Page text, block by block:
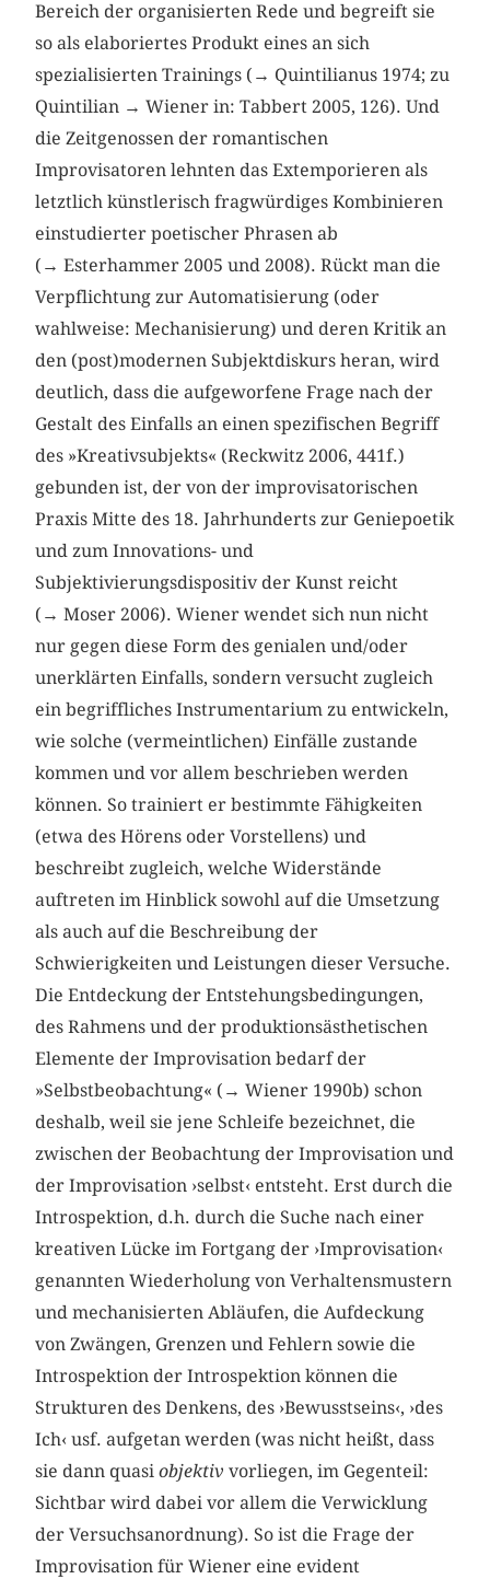
Bereich der organisierten Rede und begreift sie
so als elaboriertes Produkt eines an sich
spezialisierten Trainings (→ Quintilianus 1974; zu
Quintilian → Wiener in: Tabbert 2005, 126). Und
die Zeitgenossen der romantischen
Improvisatoren lehnten das Extemporieren als
letztlich künstlerisch fragwürdiges Kombinieren
einstudierter poetischer Phrasen ab
(→ Esterhammer 2005 und 2008). Rückt man die
Verpflichtung zur Automatisierung (oder
wahlweise: Mechanisierung) und deren Kritik an
den (post)modernen Subjektdiskurs heran, wird
deutlich, dass die aufgeworfene Frage nach der
Gestalt des Einfalls an einen spezifischen Begriff
des »Kreativsubjekts« (Reckwitz 2006, 441f.)
gebunden ist, der von der improvisatorischen
Praxis Mitte des 18. Jahrhunderts zur Geniepoetik
und zum Innovations- und
Subjektivierungsdispositiv der Kunst reicht
(→ Moser 2006). Wiener wendet sich nun nicht
nur gegen diese Form des genialen und/oder
unerklärten Einfalls, sondern versucht zugleich
ein begriffliches Instrumentarium zu entwickeln,
wie solche (vermeintlichen) Einfälle zustande
kommen und vor allem beschrieben werden
können. So trainiert er bestimmte Fähigkeiten
(etwa des Hörens oder Vorstellens) und
beschreibt zugleich, welche Widerstände
auftreten im Hinblick sowohl auf die Umsetzung
als auch auf die Beschreibung der
Schwierigkeiten und Leistungen dieser Versuche.
Die Entdeckung der Entstehungsbedingungen,
des Rahmens und der produktionsästhetischen
Elemente der Improvisation bedarf der
»Selbstbeobachtung« (→ Wiener 1990b) schon
deshalb, weil sie jene Schleife bezeichnet, die
zwischen der Beobachtung der Improvisation und
der Improvisation ›selbst‹ entsteht. Erst durch die
Introspektion, d.h. durch die Suche nach einer
kreativen Lücke im Fortgang der ›Improvisation‹
genannten Wiederholung von Verhaltensmustern
und mechanisierten Abläufen, die Aufdeckung
von Zwängen, Grenzen und Fehlern sowie die
Introspektion der Introspektion können die
Strukturen des Denkens, des ›Bewusstseins‹, ›des
Ich‹ usf. aufgetan werden (was nicht heißt, dass
sie dann quasiobjektiv vorliegen, im Gegenteil:
Sichtbar wird dabei vor allem die Verwicklung
der Versuchsanordnung). So ist die Frage der
Improvisation für Wiener eine evident